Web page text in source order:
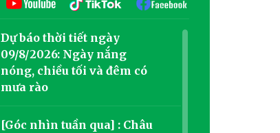
Dự báo thời tiết ngày
09/8/2026: Ngày nắng
nóng, chiều tối và đêm có
mưa rào
[Góc nhìn tuần qua] : Châu